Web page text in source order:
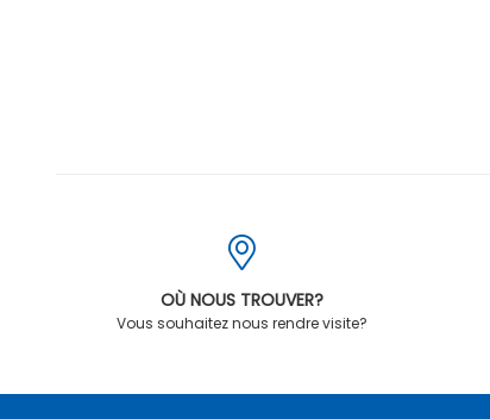
OÙ NOUS TROUVER?
Vous souhaitez nous rendre visite?